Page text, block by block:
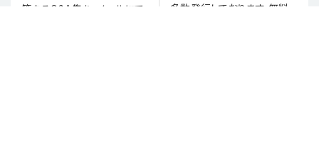
答するQ&A集を、メールにて
多数発行しております。無料